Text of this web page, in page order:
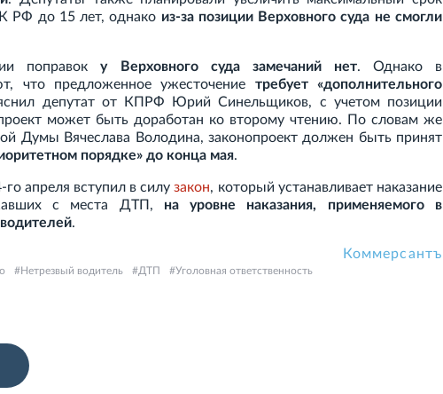
РФ до 15 лет, однако из-за позиции Верховного суда не смогли
поправоку Верховного суда замечаний нет. Однако в
что предложенное ужесточение требует «дополнительного
депутат от КПРФ Юрий Синельщиков, с учетом позиции
может быть доработан ко второму чтению. По словам же
Думы Вячеслава Володина, законопроект должен быть принят
порядке» до конца мая.
апреля вступил в силузакон, который устанавливает наказание
с места ДТП, на уровне наказания, применяемого в
.
Коммерсантъ
Нетрезвый водитель ДТП Уголовная ответственность